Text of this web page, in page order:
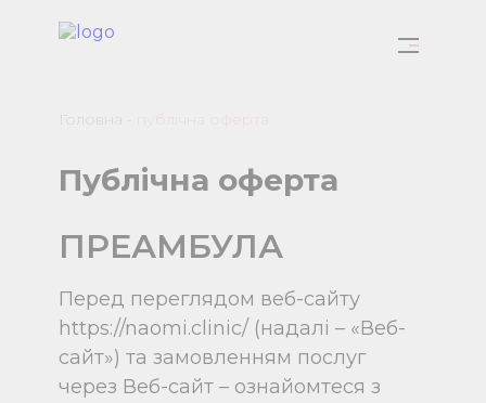
Головна публiчна оферта
Публiчна оферта
ПРЕАМБУЛА
Перед переглядом веб-сайту
https://naomi.clinic/ (надалі – «Веб-
сайт») та замовленням послуг
через Веб-сайт – ознайомтеся з